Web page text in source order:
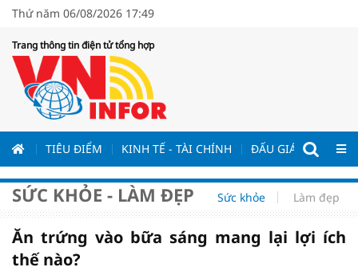
Thứ năm 06/08/2026 17:49
Trang thông tin điện tử tổng hợp
TIÊU ĐIỂM KINH TẾ - TÀI CHÍNH ĐẤU GIÁ - ĐẤU
SỨC KHỎE - LÀM ĐẸP Sức khỏe Làm đẹp
Ăn trứng vào bữa sáng mang lại lợi ích
thế nào?